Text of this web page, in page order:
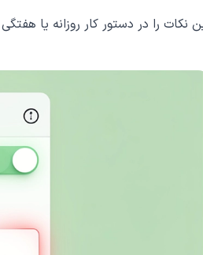
نکات را در دستور کار روزانه یا